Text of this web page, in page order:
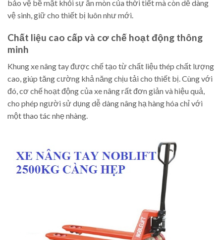
bảo vệ bề mặt khỏi sự ăn mòn của thời tiết mà còn dễ dàng
vệ sinh, giữ cho thiết bị luôn như mới.
Chất liệu cao cấp và cơ chế hoạt động thông
minh
Khung xe nâng tay được chế tạo từ chất liệu thép chất lượng
cao, giúp tăng cường khả năng chịu tải cho thiết bị. Cùng với
đó, cơ chế hoạt động của xe nâng rất đơn giản và hiệu quả,
cho phép người sử dụng dễ dàng nâng hạ hàng hóa chỉ với
một thao tác nhẹ nhàng.